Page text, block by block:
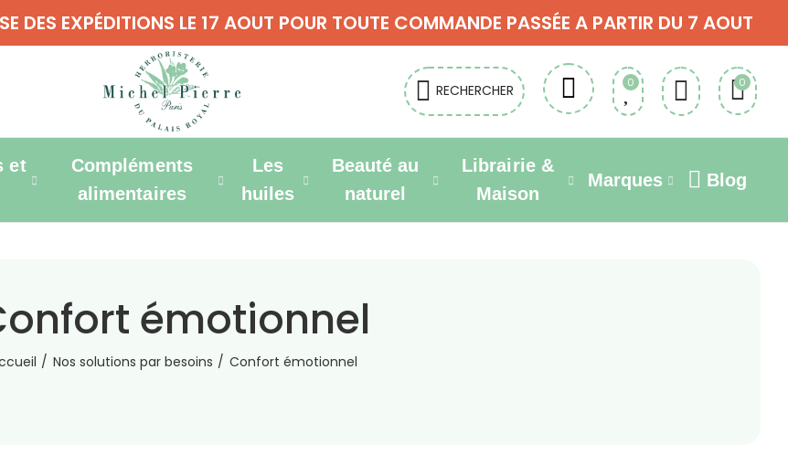
DES EXPÉDITIONS LE 17 AOUT POUR TOUTE COMMANDE PASSÉE A PARTIR DU 7 AOUT
RECHERCHER 0 0
et
Compléments
alimentaires
Les
huiles
Beauté au
naturel
Librairie &
Maison
Marques Blog
émotionnel
Nos solutions par besoins Confort émotionnel